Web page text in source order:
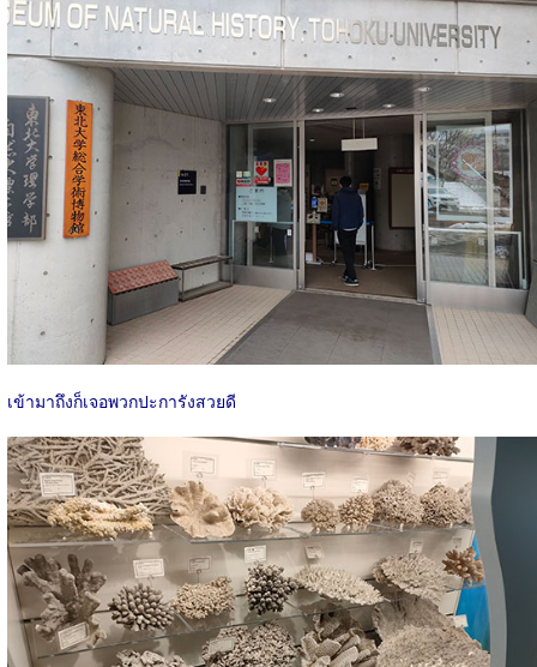
เข้ามาถึงก็เจอพวกปะการังสวยดี